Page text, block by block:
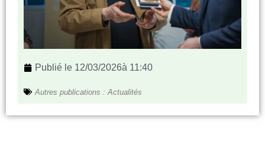
Publié le 12/03/2026à 11:40
Autres publications : Actualités